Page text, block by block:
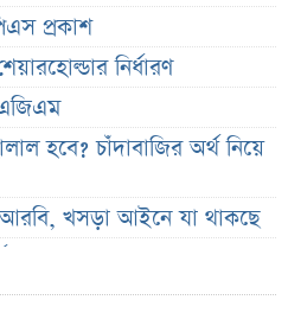
প্রকাশ
নির্ধারণ
হবে? চাঁদাবাজির অর্থ নিয়ে
খসড়া আইনে যা থাকছে
কবে ও কোথায় দেখা যাবে